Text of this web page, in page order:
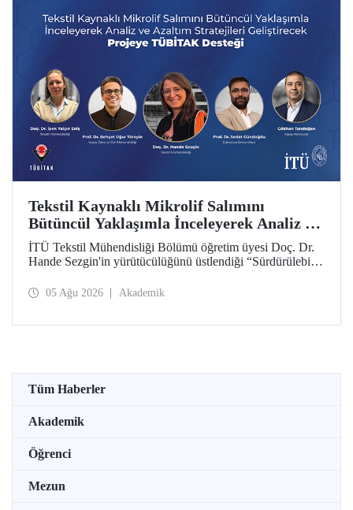
Tekstil Kaynaklı Mikrolif Salımını
Bütüncül Yaklaşımla İnceleyerek Analiz ve
Azaltım Stratejileri Geliştirecek Projeye
TÜBİTAK Desteği
İTÜ Tekstil Mühendisliği Bölümü öğretim üyesi Doç. Dr.
Hande Sezgin'in yürütücülüğünü üstlendiği “Sürdürülebilir
Koşullarına Bağlı Mikrolif Salımı: Aşınma, UV Maruziyeti
05 Ağu 2026 Akademik
Tüm Haberler
Akademik
Öğrenci
Mezun